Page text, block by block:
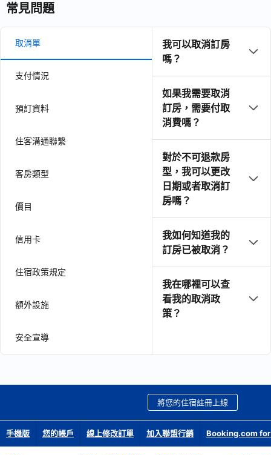
常見問題
取消單
支付情況
預訂資料
住客溝通聯繫
客房類型
價目
信用卡
住宿政策規定
額外設施
安全宣導
我可以取消訂房
嗎？
如果我需要取消
訂房，需要付取
消費嗎？
對於不可退款房
型，我可以更改
日期或者取消訂
房嗎？
我如何知道我的
訂房已被取消？
我在哪裡可以查
看我的取消政
策？
將您的住宿註冊上線
手機版 您的帳戶 線上修改訂單 加入聯盟行銷 Booking.com